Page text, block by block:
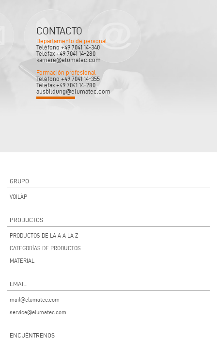
CONTACTO
Departamento de personal
Teléfono +49 7041 14-340
Telefax +49 7041 14-280
karriere@elumatec.com
Formación profesional
Teléfono +49 7041 14-355
Telefax +49 7041 14-280
ausbildung@elumatec.com
GRUPO
VOILÀP
PRODUCTOS
PRODUCTOS DE LA A A LA Z
CATEGORÍAS DE PRODUCTOS
MATERIAL
EMAIL
mail@elumatec.com
service@elumatec.com
ENCUÉNTRENOS